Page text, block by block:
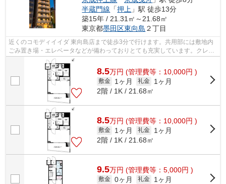
半蔵門線 「押上 」駅 徒歩13分
築15年 / 21.31㎡～21.68㎡
東京都墨田区東向島 ２丁目
近くのコモディイイダ 東向島店まで徒歩3分で行けます。共用部には敷地内
ごみ置き場・エレベータなどが備わっておりとても充実しています。クレジ
ットカードで初期費用をお支払いいた...
8.5万円 (管理費等：10,000円 )
敷金 1ヶ月 礼金
1ヶ月
2階 / 1K / 21.68㎡
8.5万円 (管理費等：10,000円 )
敷金 1ヶ月 礼金
1ヶ月
2階 / 1K / 21.68㎡
9.5万円 (管理費等：5,000円 )
敷金 0ヶ月 礼金
1ヶ月